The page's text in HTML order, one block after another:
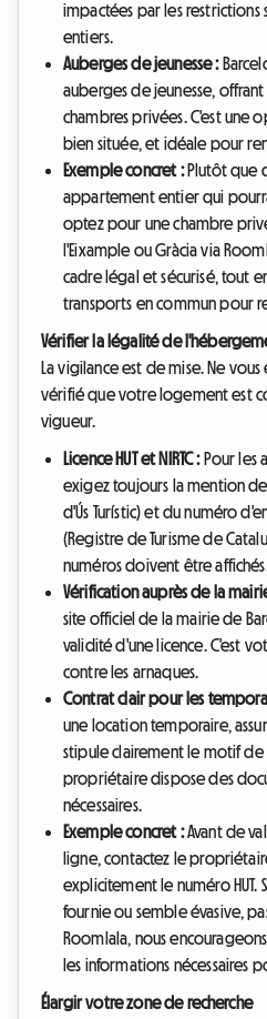
impactées par les restrictions
entiers.
Auberges de jeunesse :
auberges de jeunesse,
chambres privées. C'est une
bien située, et idéale pour
Exemple concret :Plutôt que
appartement entier qui
optez pour une chambre
l'Eixample ou Gràcia via
cadre légal et sécurisé, tout
transports en commun pour
Vérifier la légalité de
La vigilance est de mise. Ne
vérifié que votre logement est
vigueur.
Licence HUT et NIRTC :Pour les
exigez toujours la mention de
d'Ús Turístic) et du numéro
(Registre de Turisme de
numéros doivent être
Vérification auprès de la
site officiel de la mairie de
validité d'une licence. C'est
contre les arnaques.
Contrat clair pour les
une location temporaire,
stipule clairement le motif
propriétaire dispose des
nécessaires.
Exemple concret :Avant de
ligne, contactez le
explicitement le numéro HUT.
fournie ou semble évasive,
Roomlala, nous
les informations nécessaires
Élargir votre zone de recherche